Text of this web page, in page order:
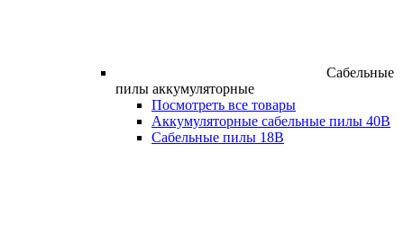
Сабельные
пилы аккумуляторные
Посмотреть все товары
Аккумуляторные сабельные пилы 40В
Сабельные пилы 18В